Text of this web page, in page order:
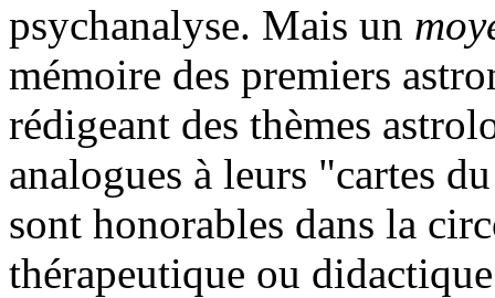
psychanalyse. Mais un
mémoire des premiers
rédigeant des thèmes
analogues à leurs "cartes
sont honorables dans la
thérapeutique ou